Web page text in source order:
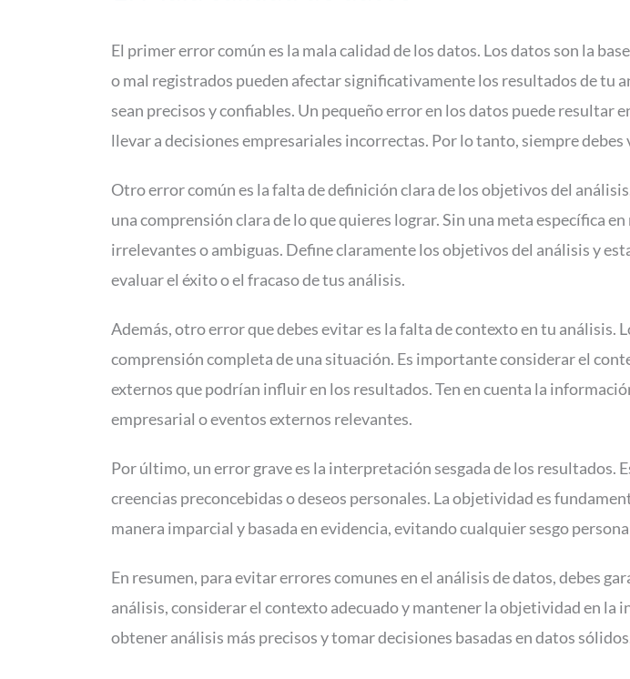
El primer error común es la mala calidad de los datos. Los datos son la
o mal registrados pueden afectar significativamente los resultados de tu
sean precisos y confiables. Un pequeño error en los datos puede resultar
llevar a decisiones empresariales incorrectas. Por lo tanto, siempre
Otro error común es la falta de definición clara de los objetivos del
una comprensión clara de lo que quieres lograr. Sin una meta específica
irrelevantes o ambiguas. Define claramente los objetivos del análisis y
evaluar el éxito o el fracaso de tus análisis.
Además, otro error que debes evitar es la falta de contexto en tu análisis.
comprensión completa de una situación. Es importante considerar el
externos que podrían influir en los resultados. Ten en cuenta la
empresarial o eventos externos relevantes.
Por último, un error grave es la interpretación sesgada de los resultados.
creencias preconcebidas o deseos personales. La objetividad es
manera imparcial y basada en evidencia, evitando cualquier sesgo
En resumen, para evitar errores comunes en el análisis de datos, debes
análisis, considerar el contexto adecuado y mantener la objetividad en
obtener análisis más precisos y tomar decisiones basadas en datos